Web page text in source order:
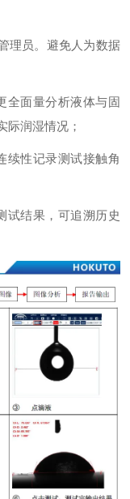
理员。避免人为数据
全面量分析液体与固
际润湿情况；
续性记录测试接触角
试结果，可追溯历史